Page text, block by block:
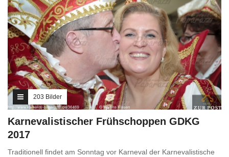
203 Bilder
Karnevalistischer Frühschoppen GDKG
2017
Traditionell findet am Sonntag vor Karneval der Karnevalistische